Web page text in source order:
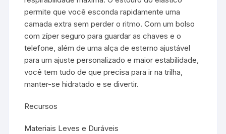
permite que você esconda rapidamente uma
camada extra sem perder o ritmo. Com um bolso
com zíper seguro para guardar as chaves e o
telefone, além de uma alça de esterno ajustável
para um ajuste personalizado e maior estabilidade,
você tem tudo de que precisa para ir na trilha,
manter-se hidratado e se divertir.
Recursos
Materiais Leves e Duráveis